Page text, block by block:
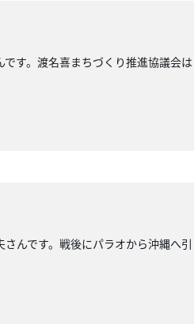
す。渡名喜まちづくり推進協議会
んです。戦後にパラオから沖縄へ